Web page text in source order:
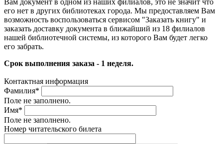
Вам документ в одном из наших филиалов, это не значит что
его нет в других библиотеках города. Мы предоставляем Вам
возможность воспользоваться сервисом "Заказать книгу" и
заказать доставку документа в ближайший из 18 филиалов
нашей библиотечной системы, из которого Вам будет легко
его забрать.
Срок выполнения заказа - 1 неделя.
Контактная информация
Фамилия*
Поле не заполнено.
Имя*
Поле не заполнено.
Номер читательского билета